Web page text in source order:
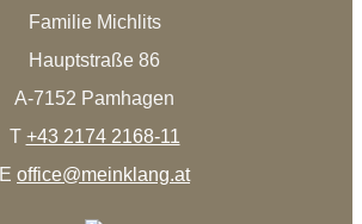
Familie Michlits
Hauptstraße 86
A-7152 Pamhagen
T +43 2174 2168-11
E office@meinklang.at